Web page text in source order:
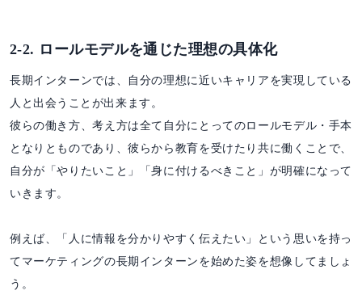
2-2. ロールモデルを通じた理想の具体化
長期インターンでは、自分の理想に近いキャリアを実現している
人と出会うことが出来ます。
彼らの働き方、考え方は全て自分にとってのロールモデル・手本
となりとものであり、彼らから教育を受けたり共に働くことで、
自分が「やりたいこと」「身に付けるべきこと」が明確になって
いきます。
例えば、「人に情報を分かりやすく伝えたい」という思いを持っ
てマーケティングの長期インターンを始めた姿を想像してましょ
う。